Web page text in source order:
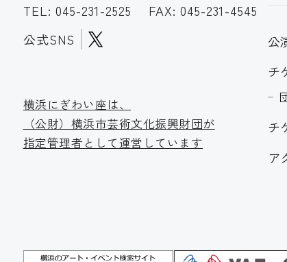
TEL: 045-231-2525
FAX: 045-231-4545
公式SNS
横浜にぎわい座は、
（公財）横浜市芸術文化振興財団が
指定管理者として運営しています
公
チ
チ
ア